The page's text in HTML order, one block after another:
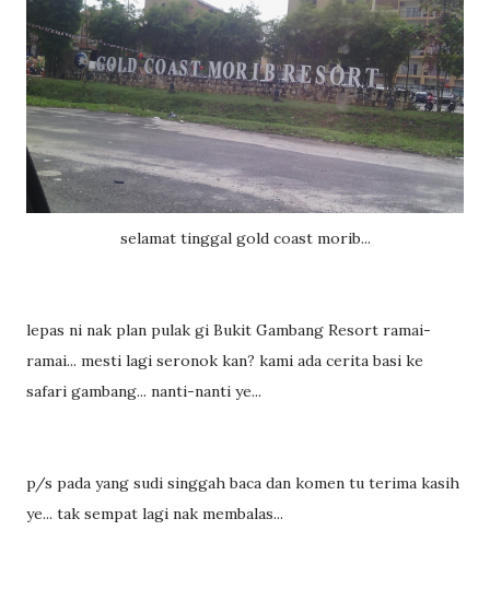
selamat tinggal gold coast morib...
lepas ni nak plan pulak gi Bukit Gambang Resort ramai-
ramai... mesti lagi seronok kan? kami ada cerita basi ke
safari gambang... nanti-nanti ye...
p/s pada yang sudi singgah baca dan komen tu terima kasih
ye... tak sempat lagi nak membalas...